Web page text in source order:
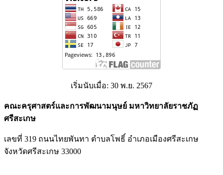
เริ่มนับเมื่อ: 30 พ.ย. 2567
คณะครุศาสตร์และการพัฒนามนุษย์ มหาวิทยาลัยราชภัฏ
ศรีสะเกษ
เลขที่ 319 ถนนไทยพันทา ตำบลโพธิ์ อำเภอเมืองศรีสะเกษ
จังหวัดศรีสะเกษ 33000